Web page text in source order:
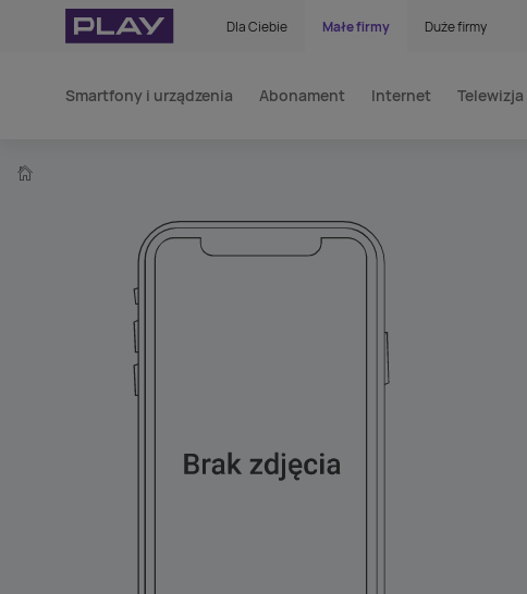
Dla Ciebie Małe firmy Duże firmy
Smartfony i urządzenia Abonament Internet Telewizja